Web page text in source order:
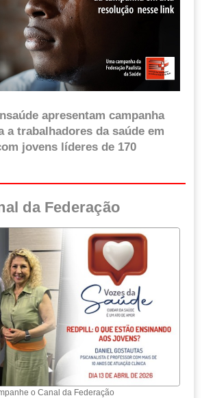
apresentam campanha
a trabalhadores da saúde em
jovens líderes de 170
da Federação
o Canal da Federação